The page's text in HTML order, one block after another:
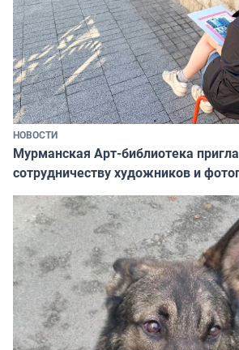
НОВОСТИ
Мурманская Арт-библиотека
сотрудничеству художников и